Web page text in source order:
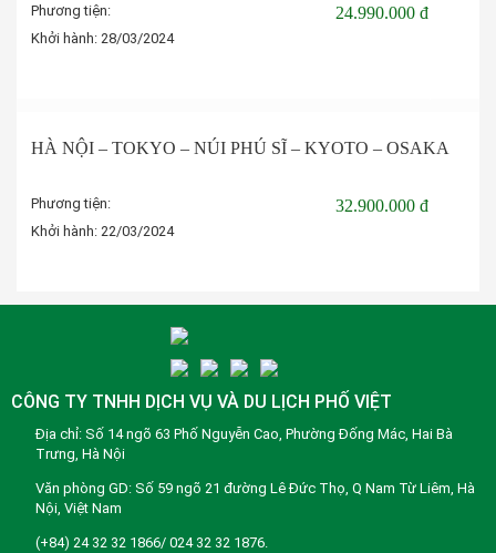
Phương tiện:
Khởi hành: 28/03/2024
24.990.000 đ
HÀ NỘI – TOKYO – NÚI PHÚ SĨ – KYOTO – OSAKA
Phương tiện:
Khởi hành: 22/03/2024
32.900.000 đ
CÔNG TY TNHH DỊCH VỤ VÀ DU LỊCH PHỐ VIỆT
Địa chỉ: Số 14 ngõ 63 Phố Nguyễn Cao, Phường Đống Mác, Hai Bà
Trưng, Hà Nội
Văn phòng GD: Số 59 ngõ 21 đường Lê Đức Thọ, Q Nam Từ Liêm, Hà
Nội, Việt Nam
(+84) 24 32 32 1866/ 024 32 32 1876.